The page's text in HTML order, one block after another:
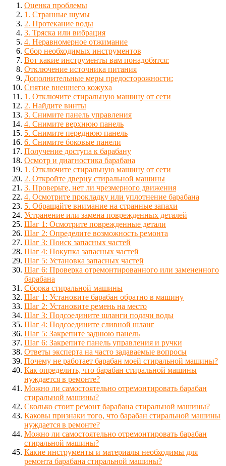
Оценка проблемы
1. Странные шумы
2. Протекание воды
3. Тряска или вибрация
4. Неравномерное отжимание
Сбор необходимых инструментов
Вот какие инструменты вам понадобятся:
Отключение источника питания
Дополнительные меры предосторожности:
Снятие внешнего кожуха
1. Отключите стиральную машину от сети
2. Найдите винты
3. Снимите панель управления
4. Снимите верхнюю панель
5. Снимите переднюю панель
6. Снимите боковые панели
Получение доступа к барабану
Осмотр и диагностика барабана
1. Отключите стиральную машину от сети
2. Откройте дверцу стиральной машины
3. Проверьте, нет ли чрезмерного движения
4. Осмотрите прокладку или уплотнение барабана
5. Обращайте внимание на странные запахи
Устранение или замена поврежденных деталей
Шаг 1: Осмотрите поврежденные детали
Шаг 2: Определите возможность ремонта
Шаг 3: Поиск запасных частей
Шаг 4: Покупка запасных частей
Шаг 5: Установка запасных частей
Шаг 6: Проверка отремонтированного или замененного
барабана
Сборка стиральной машины
Шаг 1: Установите барабан обратно в машину
Шаг 2: Установите ремень на место
Шаг 3: Подсоедините шланги подачи воды
Шаг 4: Подсоедините сливной шланг
Шаг 5: Закрепите заднюю панель
Шаг 6: Закрепите панель управления и ручки
Ответы эксперта на часто задаваемые вопросы
Почему не работает барабан моей стиральной машины?
Как определить, что барабан стиральной машины
нуждается в ремонте?
Можно ли самостоятельно отремонтировать барабан
стиральной машины?
Сколько стоит ремонт барабана стиральной машины?
Каковы признаки того, что барабан стиральной машины
нуждается в ремонте?
Можно ли самостоятельно отремонтировать барабан
стиральной машины?
Какие инструменты и материалы необходимы для
ремонта барабана стиральной машины?